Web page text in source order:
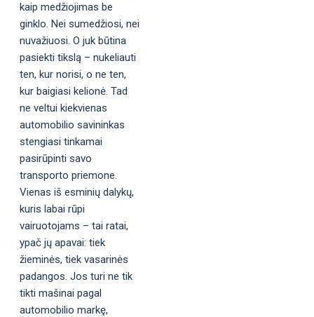
kaip medžiojimas be
ginklo. Nei sumedžiosi, nei
nuvažiuosi. O juk būtina
pasiekti tikslą – nukeliauti
ten, kur norisi, o ne ten,
kur baigiasi kelionė. Tad
ne veltui kiekvienas
automobilio savininkas
stengiasi tinkamai
pasirūpinti savo
transporto priemone.
Vienas iš esminių dalykų,
kuris labai rūpi
vairuotojams – tai ratai,
ypač jų apavai: tiek
žieminės, tiek vasarinės
padangos. Jos turi ne tik
tikti mašinai pagal
automobilio markę,